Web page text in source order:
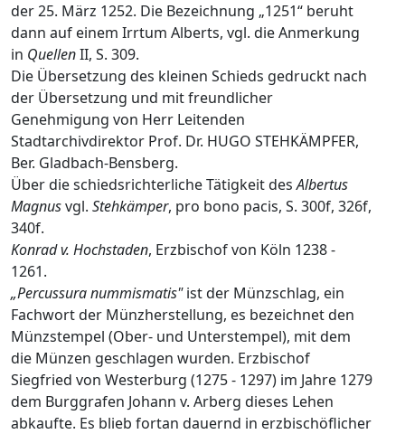
der 25. März 1252. Die Bezeichnung „1251“ beruht
dann auf einem Irrtum Alberts, vgl. die Anmerkung
in QuellenII, S. 309.
Die Übersetzung des kleinen Schieds gedruckt nach
der Übersetzung und mit freundlicher
Genehmigung von Herr Leitenden
Stadtarchivdirektor Prof. Dr. HUGO STEHKÄMPFER,
Ber. Gladbach-Bensberg.
Über die schiedsrichterliche Tätigkeit desAlbertus
Magnusvgl. Stehkämper, pro bono pacis, S. 300f, 326f,
340f.
Konrad v. Hochstaden, Erzbischof von Köln 1238 -
1261.
„Percussura nummismatis"ist der Münzschlag, ein
Fachwort der Münzherstellung, es bezeichnet den
Münzstempel (Ober- und Unterstempel), mit dem
die Münzen geschlagen wurden. Erzbischof
Siegfried von Westerburg (1275 - 1297) im Jahre 1279
dem Burggrafen Johann v. Arberg dieses Lehen
abkaufte. Es blieb fortan dauernd in erzbischöflicher